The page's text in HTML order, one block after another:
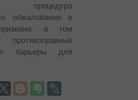
процедура
обжалования в
призвана, в том
барьеры для